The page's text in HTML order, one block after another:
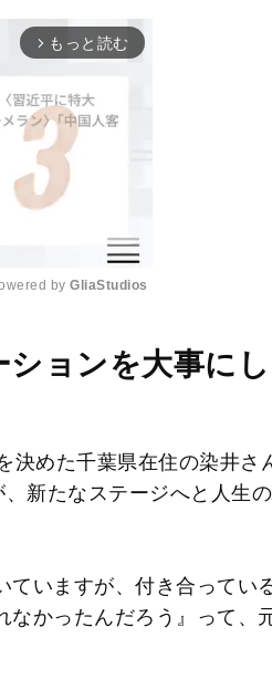
arrow_forward_ios もっと読む
M
u
by GliaStudios
ョンを大事にし
決めた千葉県在住の染井さ
新たなステージへと人生
ていますが、付き合ってい
なかったんだろう』って、